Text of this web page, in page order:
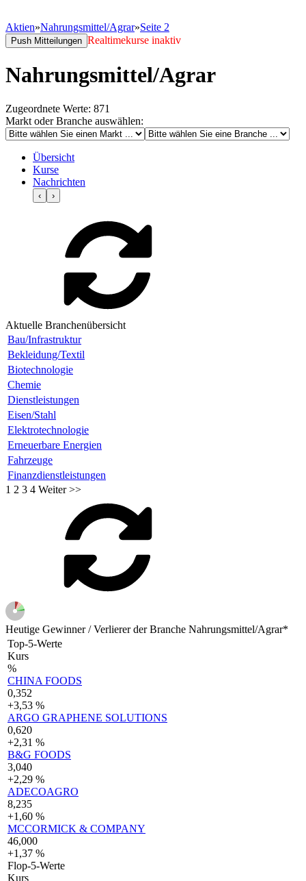
Aktien»Nahrungsmittel/Agrar»Seite 2
Push Mitteilungen Realtimekurse inaktiv
Nahrungsmittel/Agrar
Zugeordnete Werte: 871
Markt oder Branche auswählen:
Übersicht
Kurse
Nachrichten
‹ ›
Aktuelle Branchenübersicht
Bau/Infrastruktur
Bekleidung/Textil
Biotechnologie
Chemie
Dienstleistungen
Eisen/Stahl
Elektrotechnologie
Erneuerbare Energien
Fahrzeuge
Finanzdienstleistungen
1 2 3 4 Weiter >>
Heutige Gewinner / Verlierer der Branche Nahrungsmittel/Agrar*
Top-5-Werte
Kurs
%
CHINA FOODS
0,352
+3,53 %
ARGO GRAPHENE SOLUTIONS
0,620
+2,31 %
B&G FOODS
3,040
+2,29 %
ADECOAGRO
8,235
+1,60 %
MCCORMICK & COMPANY
46,000
+1,37 %
Flop-5-Werte
Kurs